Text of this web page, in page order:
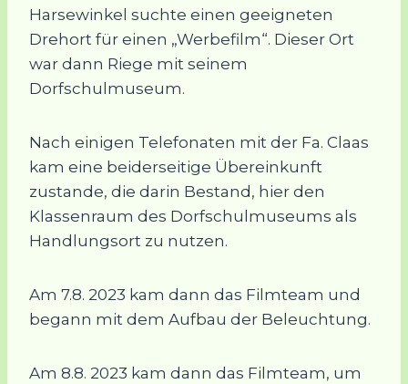
Harsewinkel suchte einen geeigneten
Drehort für einen „Werbefilm“. Dieser Ort
war dann Riege mit seinem
Dorfschulmuseum.
Nach einigen Telefonaten mit der Fa. Claas
kam eine beiderseitige Übereinkunft
zustande, die darin Bestand, hier den
Klassenraum des Dorfschulmuseums als
Handlungsort zu nutzen.
Am 7.8. 2023 kam dann das Filmteam und
begann mit dem Aufbau der Beleuchtung.
Am 8.8. 2023 kam dann das Filmteam, um